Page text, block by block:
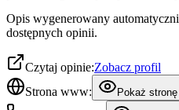
Opis wygenerowany
dostępnych opinii.
Czytaj opinie:Zobacz profil
Strona www:
Pokaż stronę